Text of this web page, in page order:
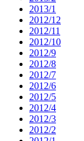
2013/1
2012/12
2012/11
2012/10
2012/9
2012/8
2012/7
2012/6
2012/5
2012/4
2012/3
2012/2